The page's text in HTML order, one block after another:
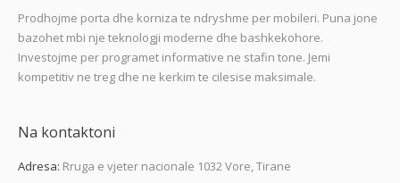
Prodhojme porta dhe korniza te ndryshme per mobileri. Puna jone
bazohet mbi nje teknologji moderne dhe bashkekohore.
Investojme per programet informative ne stafin tone. Jemi
kompetitiv ne treg dhe ne kerkim te cilesise maksimale.
Na kontaktoni
Adresa: Rruga e vjeter nacionale 1032 Vore, Tirane